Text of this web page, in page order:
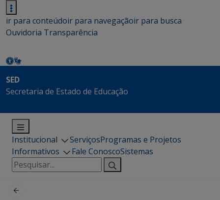
ir para conteúdoir para navegaçãoir para busca
Ouvidoria Transparência
SED
Secretaria de Estado de Educação
Institucional ServiçosProgramas e Projetos
Informativos
Fale ConoscoSistemas
Pesquisar
por: